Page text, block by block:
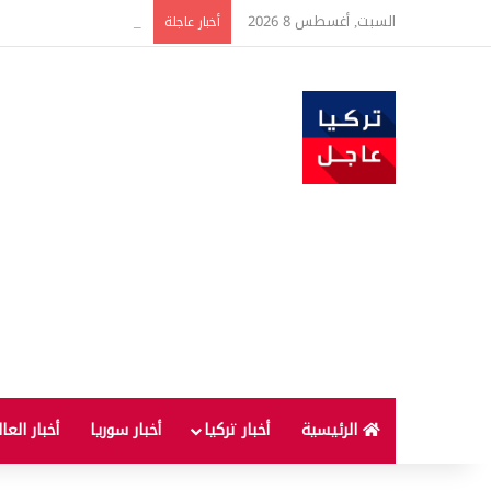
السبت, أغسطس 8 2026 أخبار عاجلة مشروع قطار سريع يربط أنقرة بقيصري.. 7
الرئيسية أخبار تركيا أخبار سوريا أخبار